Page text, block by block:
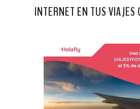
INTERNET EN TUS VIAJES